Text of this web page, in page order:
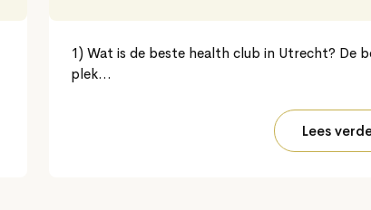
1) Wat is de beste health club in Utrecht? De
plek...
Lees